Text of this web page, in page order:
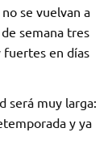
se vuelvan a
semana tres
fuertes en días
será muy larga:
y ya